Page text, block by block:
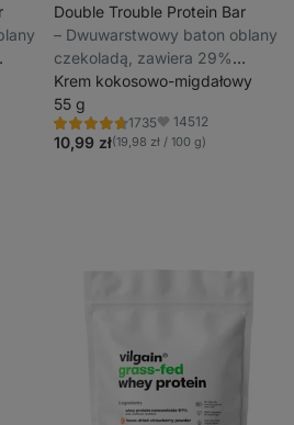
Double Trouble Protein Bar
⁠–⁠ Dwuwarstwowy baton oblany
czekoladą, zawiera 29%
wysokiej jakości białka, bez
konserwantów i barwników.
Krem kokosowo-migdałowy
55 g
1735
Ocena
4.7/5,
1735
Ulubione
14512
10,99 zł(19,98 zł / 100 g)